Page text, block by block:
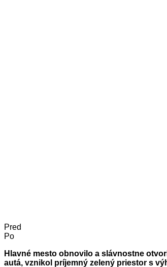
Pred
Po
Hlavné mesto obnovilo a slávnostne
autá, vznikol príjemný zelený priestor s